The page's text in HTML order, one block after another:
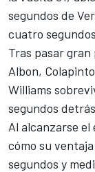
segundos de
cuatro
Tras pasar
Albon,
Williams
segundos
Al alcanzarse el
cómo su
segundos y